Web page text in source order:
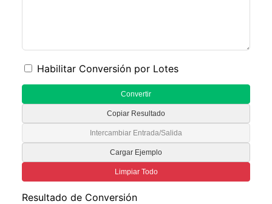
Habilitar Conversión por Lotes
Convertir
Copiar Resultado
Intercambiar Entrada/Salida
Cargar Ejemplo
Limpiar Todo
Resultado de Conversión